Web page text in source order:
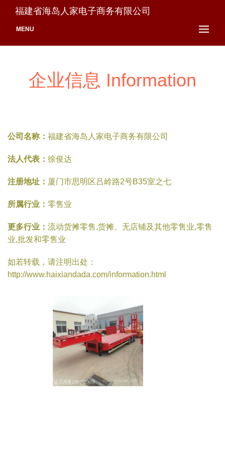
福建省海岛人家电子商务有限公司
MENU
企业信息 Information
公司名称： 福建省海岛人家电子商务有限公司
法人代表： 徐俊达
注册地址： 厦门市思明区吕岭路2号B35室之七
所属行业： 零售业
更多行业： 流动货摊零售,货摊、无店铺及其他零售业,零售
业,批发和零售业
如若转载，请注明出处：
http://www.haixiandada.com/information.html